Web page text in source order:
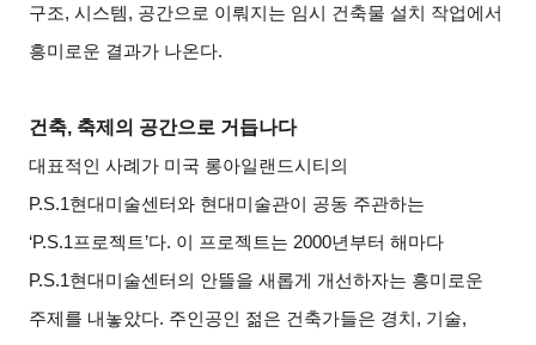
구조, 시스템, 공간으로 이뤄지는 임시 건축물 설치 작업에서
흥미로운 결과가 나온다.
건축, 축제의 공간으로 거듭나다
대표적인 사례가 미국 롱아일랜드시티의
P.S.1현대미술센터와 현대미술관이 공동 주관하는
‘P.S.1프로젝트’다. 이 프로젝트는 2000년부터 해마다
P.S.1현대미술센터의 안뜰을 새롭게 개선하자는 흥미로운
주제를 내놓았다. 주인공인 젊은 건축가들은 경치, 기술,